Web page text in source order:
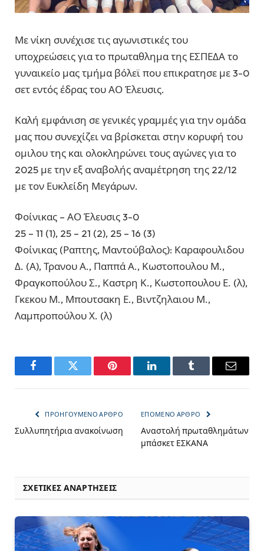
Με νίκη συνέχισε τις αγωνιστικές του
υποχρεώσεις για το πρωταθλημα της ΕΣΠΕΔΑ το
γυναικείο μας τμήμα βόλεϊ που επικρατησε με 3-0
σετ εντός έδρας του ΑΟ Έλευσις.
Καλή εμφάνιση σε γενικές γραμμές για την ομάδα
μας που συνεχίζει να βρίσκεται στην κορυφή του
ομιλου της και ολοκληρώνει τους αγώνες για το
2025 με την εξ αναβολής αναμέτρηση της 22/12
με τον Ευκλείδη Μεγάρων.
Φοίνικας – ΑΟ Έλευσις 3-0
25 – 11 (1), 25 – 21 (2), 25 – 16 (3)
Φοίνικας (Ραπτης, Μαντούβαλος): Καραφουλιδου
Δ. (Α), Τρανου Α., Παππά Α., Κωστοπουλου Μ.,
Φραγκοπούλου Σ., Καστρη Κ., Κωστοπουλου Ε. (λ),
Γκεκου Μ., Μπουτσακη Ε., Βιντζηλαιου Μ.,
Λαμπροπούλου Χ. (λ)
FacebookTwitter Pinterest LinkedInTumblr Email
ΠΡΟΗΓΟΎΜΕΝΟ ΆΡΘΡΟ
Συλλυπητήρια ανακοίνωση
ΕΠΌΜΕΝΟ ΆΡΘΡΟ
Αναστολή πρωταθλημάτων
μπάσκετ ΕΣΚΑΝΑ
ΣΧΕΤΙΚΈΣ ΑΝΑΡΤΉΣΕΙΣ